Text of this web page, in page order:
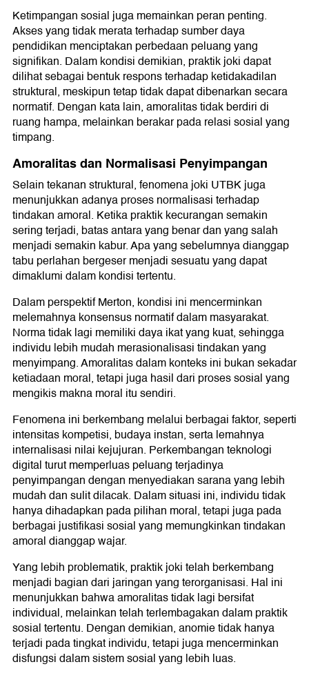
Ketimpangan sosial juga memainkan peran penting.
Akses yang tidak merata terhadap sumber daya
pendidikan menciptakan perbedaan peluang yang
signifikan. Dalam kondisi demikian, praktik joki dapat
dilihat sebagai bentuk respons terhadap ketidakadilan
struktural, meskipun tetap tidak dapat dibenarkan secara
normatif. Dengan kata lain, amoralitas tidak berdiri di
ruang hampa, melainkan berakar pada relasi sosial yang
timpang.
Amoralitas dan Normalisasi Penyimpangan
Selain tekanan struktural, fenomena joki UTBK juga
menunjukkan adanya proses normalisasi terhadap
tindakan amoral. Ketika praktik kecurangan semakin
sering terjadi, batas antara yang benar dan yang salah
menjadi semakin kabur. Apa yang sebelumnya dianggap
tabu perlahan bergeser menjadi sesuatu yang dapat
dimaklumi dalam kondisi tertentu.
Dalam perspektif Merton, kondisi ini mencerminkan
melemahnya konsensus normatif dalam masyarakat.
Norma tidak lagi memiliki daya ikat yang kuat, sehingga
individu lebih mudah merasionalisasi tindakan yang
menyimpang. Amoralitas dalam konteks ini bukan sekadar
ketiadaan moral, tetapi juga hasil dari proses sosial yang
mengikis makna moral itu sendiri.
Fenomena ini berkembang melalui berbagai faktor, seperti
intensitas kompetisi, budaya instan, serta lemahnya
internalisasi nilai kejujuran. Perkembangan teknologi
digital turut memperluas peluang terjadinya
penyimpangan dengan menyediakan sarana yang lebih
mudah dan sulit dilacak. Dalam situasi ini, individu tidak
hanya dihadapkan pada pilihan moral, tetapi juga pada
berbagai justifikasi sosial yang memungkinkan tindakan
amoral dianggap wajar.
Yang lebih problematik, praktik joki telah berkembang
menjadi bagian dari jaringan yang terorganisasi. Hal ini
menunjukkan bahwa amoralitas tidak lagi bersifat
individual, melainkan telah terlembagakan dalam praktik
sosial tertentu. Dengan demikian, anomie tidak hanya
terjadi pada tingkat individu, tetapi juga mencerminkan
disfungsi dalam sistem sosial yang lebih luas.